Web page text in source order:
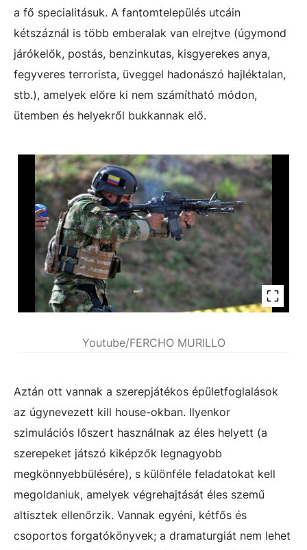
a fő specialitásuk. A fantomtelepülés utcáin
kétszáznál is több emberalak van elrejtve (úgymond
járókelők, postás, benzinkutas, kisgyerekes anya,
fegyveres terrorista, üveggel hadonászó hajléktalan,
stb.), amelyek előre ki nem számítható módon,
ütemben és helyekről bukkannak elő.
Youtube/FERCHO MURILLO
Aztán ott vannak a szerepjátékos épületfoglalások
az úgynevezett kill house-okban. Ilyenkor
szimulációs lőszert használnak az éles helyett (a
szerepeket játszó kiképzők legnagyobb
megkönnyebbülésére), s különféle feladatokat kell
megoldaniuk, amelyek végrehajtását éles szemű
altisztek ellenőrzik. Vannak egyéni, kétfős és
csoportos forgatókönyvek; a dramaturgiát nem lehet